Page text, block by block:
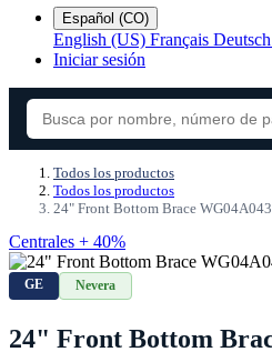
Español (CO)
English (US) Français Deutsch
Iniciar sesión
Todos los productos
Todos los productos
24" Front Bottom Brace
Centrales + 40%
GE Nevera
24" Front Bottom